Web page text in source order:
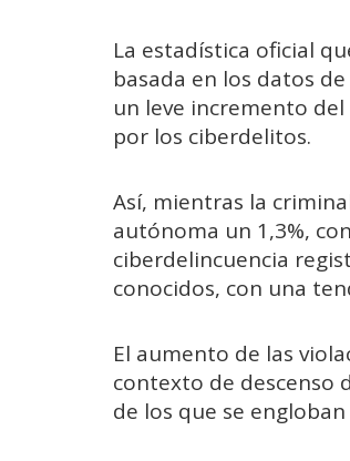
La estadística oficial
basada en los datos
un leve incremento
por los ciberdelitos.
Así, mientras la
autónoma un 1,3%,
ciberdelincuencia
conocidos, con una
El aumento de las
contexto de descenso
de los que se